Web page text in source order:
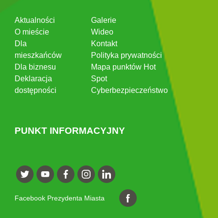
Aktualności
O mieście
Dla
mieszkańców
Dla biznesu
Deklaracja
dostępności
Galerie
Wideo
Kontakt
Polityka prywatności
Mapa punktów Hot
Spot
Cyberbezpieczeństwo
PUNKT INFORMACYJNY
Facebook Prezydenta Miasta